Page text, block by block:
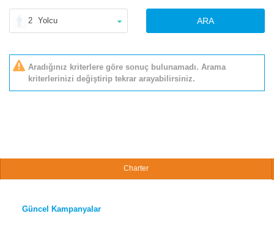
2 Yolcu ARA
Aradığınız kriterlere göre sonuç bulunamadı. Arama
kriterlerinizi değiştirip tekrar arayabilirsiniz.
Charter
Güncel Kampanyalar